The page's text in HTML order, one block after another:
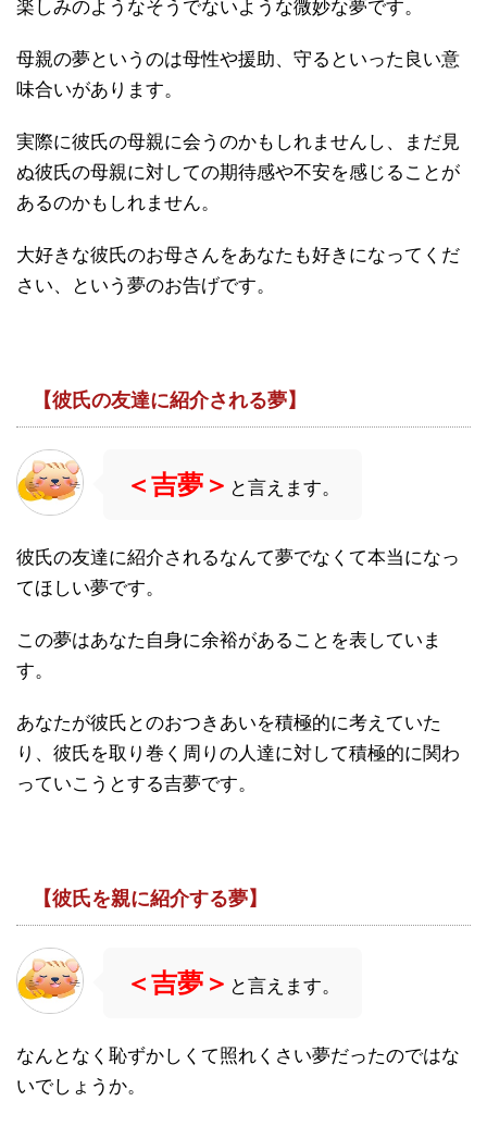
楽しみのようなそうでないような微妙な夢です。
母親の夢というのは母性や援助、守るといった良い意
味合いがあります。
実際に彼氏の母親に会うのかもしれませんし、まだ見
ぬ彼氏の母親に対しての期待感や不安を感じることが
あるのかもしれません。
大好きな彼氏のお母さんをあなたも好きになってくだ
さい、という夢のお告げです。
【彼氏の友達に紹介される夢】
＜吉夢＞ と言えます。
彼氏の友達に紹介されるなんて夢でなくて本当になっ
てほしい夢です。
この夢はあなた自身に余裕があることを表していま
す。
あなたが彼氏とのおつきあいを積極的に考えていた
り、彼氏を取り巻く周りの人達に対して積極的に関わ
っていこうとする吉夢です。
【彼氏を親に紹介する夢】
＜吉夢＞ と言えます。
なんとなく恥ずかしくて照れくさい夢だったのではな
いでしょうか。